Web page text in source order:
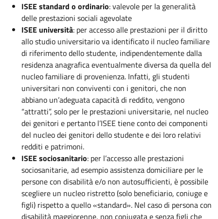
ISEE standard o ordinario: valevole per la generalità
delle prestazioni sociali agevolate
ISEE università: per accesso alle prestazioni per il diritto
allo studio universitario va identificato il nucleo familiare
di riferimento dello studente, indipendentemente dalla
residenza anagrafica eventualmente diversa da quella del
nucleo familiare di provenienza. Infatti, gli studenti
universitari non conviventi con i genitori, che non
abbiano un’adeguata capacità di reddito, vengono
“attratti”, solo per le prestazioni universitarie, nel nucleo
dei genitori e pertanto l’ISEE tiene conto dei componenti
del nucleo dei genitori dello studente e dei loro relativi
redditi e patrimoni.
ISEE sociosanitario: per l’accesso alle prestazioni
sociosanitarie, ad esempio assistenza domiciliare per le
persone con disabilità e/o non autosufficienti, è possibile
scegliere un nucleo ristretto (solo beneficiario, coniuge e
figli) rispetto a quello «standard». Nel caso di persona con
disabilità maggiorenne, non coniugata e senza figli che